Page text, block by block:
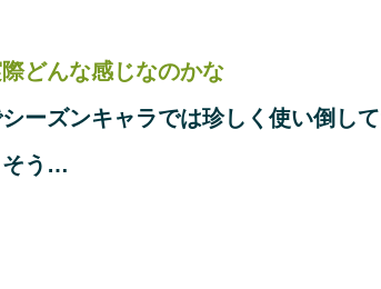
どんな感じなのかな
ーズンキャラでは珍しく使い倒し
そう…